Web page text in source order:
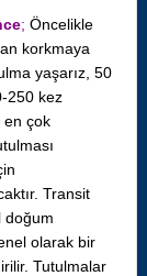
; Öncelikle
korkmaya
yaşarız, 50
250 kez
en çok
Transit
doğum
olarak bir
Tutulmalar